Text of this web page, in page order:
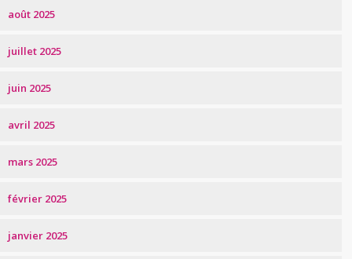
août 2025
juillet 2025
juin 2025
avril 2025
mars 2025
février 2025
janvier 2025